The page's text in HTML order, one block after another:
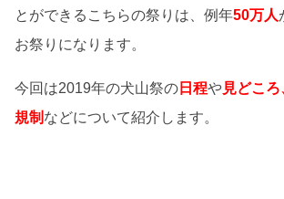
とができるこちらの祭りは、例年50万人
お祭りになります。
今回は2019年の犬山祭の 日程や見どこ
規制 などについて紹介します。